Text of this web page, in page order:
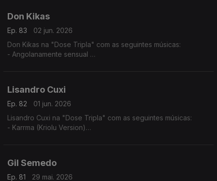
Don Kikas
Ep. 83
02 jun. 2026
Don Kikas na "Dose Tripla" com as seguintes músicas:
- Angolanamente sensual
Lisandro Cuxi
Ep. 82
01 jun. 2026
Lisandro Cuxi na "Dose Tripla" com as seguintes músicas:
- Karrma (Kriolu Version)
Gil Semedo
Ep. 81
29 mai. 2026